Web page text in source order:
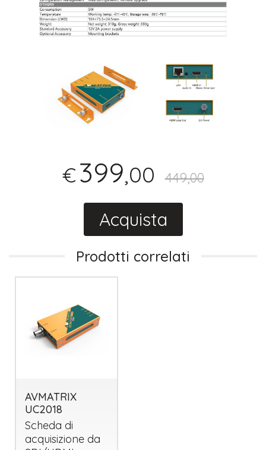
€399,00 449,00
Acquista
Prodotti correlati
AVMATRIX
UC2018
Scheda di
acquisizione da